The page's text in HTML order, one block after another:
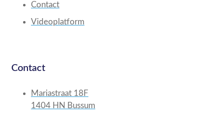
Contact
Videoplatform
Contact
Mariastraat 18F
1404 HN Bussum